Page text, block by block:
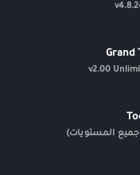
v2.00